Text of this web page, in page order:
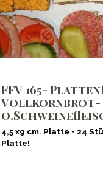
FFV 165-
Vollkornbrot-
4,5 x9 cm. Platte = 24
Platte!